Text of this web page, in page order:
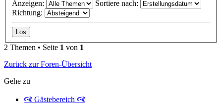
Anzeigen:
Sortiere nach:
Richtung:
2 Themen • Seite 1 von 1
Zurück zur Foren-Übersicht
Gehe zu
🙧 Gästebereich 🙧